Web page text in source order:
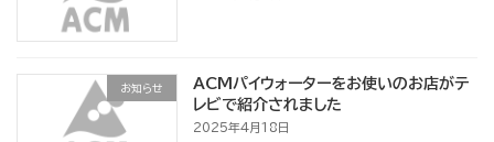
お知らせ
ACMパイウォーターをお使いのお店がテ
レビで紹介されました
2025年4月18日